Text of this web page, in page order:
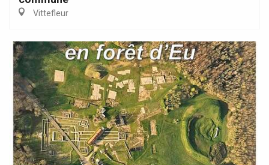
Vittefleur